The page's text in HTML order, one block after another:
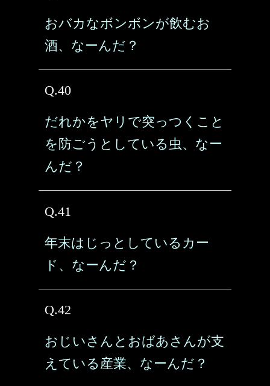
おバカなボンボンが飲むお
酒、なーんだ？
Q.40
だれかをヤリで突っつくこと
を防ごうとしている虫、なー
んだ？
Q.41
年末はじっとしているカー
ド、なーんだ？
Q.42
おじいさんとおばあさんが支
えている産業、なーんだ？